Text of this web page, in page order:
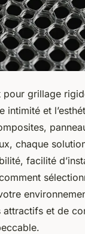
pour grillage
intimité et
chaque
facilité
et de